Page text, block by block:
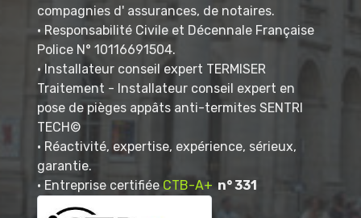
compagnies d' assurances, de notaires.
• Responsabilité Civile et Décennale Française
Police N° 10116691504.
• Installateur conseil expert TERMISER
Traitement - Installateur conseil expert en
pose de pièges appâts anti-termites SENTRI
TECH©
• Réactivité, expertise, expérience, sérieux,
garantie.
• Entreprise certifiée CTB-A+ n° 331